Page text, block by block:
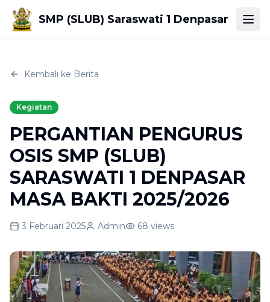
SMP (SLUB) Saraswati 1 Denpasar
Kembali ke Berita
Kegiatan
PERGANTIAN PENGURUS
OSIS SMP (SLUB)
SARASWATI 1 DENPASAR
MASA BAKTI 2025/2026
3 Februari 2025 Admin 68 views